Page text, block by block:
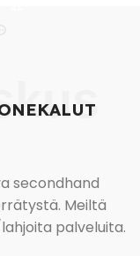
secondhand
Meiltä
palveluita.